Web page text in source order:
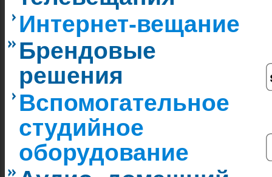
Интернет-вещание
Брендовые
решения
Вспомогательное
студийное
оборудование